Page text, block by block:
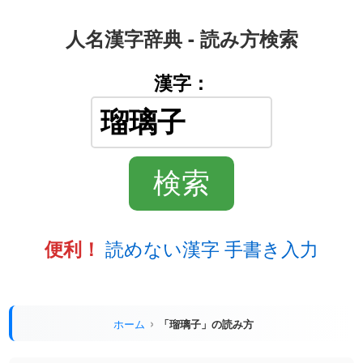
人名漢字辞典 - 読み方検索
漢字：
便利！ 読めない漢字 手書き入力
ホーム 「瑠璃子」の読み方